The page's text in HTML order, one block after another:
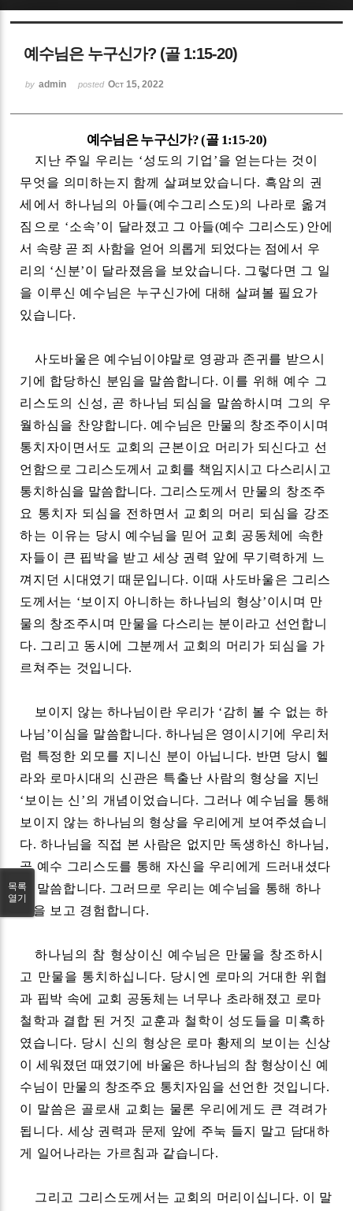
예수님은 누구신가? (골 1:15-20)
by admin posted Oct 15, 2022
예수님은 누구신가? (골 1:15-20)
지난 주일 우리는 ‘성도의 기업 ’을 얻는다는 것이
무엇을 의미하는지 함께 살펴보았습니다. 흑암의 권
세에서 하나님의 아들(예수 그리스도)의 나라로 옮겨
짐으로 ‘소속’이 달라졌고 그 아들(예수 그리스도) 안에
서 속량 곧 죄 사함을 얻어 의롭게 되었다는 점에서 우
리의 ‘신분’이 달라졌음을 보았습니다. 그렇다면 그 일
을 이루신 예수님은 누구신가에 대해 살펴볼 필요가
있습니다.
사도바울은 예수님이야말로 영광과 존귀를 받으시
기에 합당하신 분임을 말씀합니다. 이를 위해 예수 그
리스도의 신성 , 곧 하나님 되심을 말씀하시며 그의 우
월하심을 찬양합니다. 예수님은 만물의 창조주이시며
통치자이면서도 교회의 근본이요 머리가 되신다고 선
언함으로 그리스도께서 교회를 책임지시고 다스리시고
통치하심을 말씀합니다. 그리스도께 서 만물의 창조주
요 통치자 되심을 전하면서 교회의 머리 되심을 강조
하는 이유는 당시 예수님을 믿어 교회 공동체에 속한
자들이 큰 핍박을 받고 세상 권력 앞에 무기력하게 느
껴지던 시대였기 때문입니다. 이때 사도바울은 그리스
도께서는 ‘ 보이지 아니하는 하나님의 형상’이시며 만
물의 창조주시며 만물을 다스리는 분이라고 선언합니
다. 그리고 동시에 그분께서 교회의 머리가 되심을 가
르쳐주는 것입니다.
보이지 않는 하나님이란 우리가 ‘감히 볼 수 없는 하
나님 ’이심을 말씀합니다. 하나님은 영이시기에 우리처
럼 특정한 외모를 지니신 분이 아닙니다. 반면 당시 헬
라와 로마시대 의 신관은 특출난 사람의 형상을 지닌
‘ 보이는 신 ’의 개념이었습니다. 그러나 예수님을 통해
보이지 않는 하나님의 형상을 우리에게 보여주셨습니
다.하나님을 직접 본 사람은 없지만 독생하신 하나님 ,
곧 예수 그리스도를 통해 자신을 우리에게 드러내셨다
고 말씀합니다. 그러므로 우리는 예수님을 통해 하나
님을 보고 경험합니다.
하나님의 참 형상이신 예수님은 만물을 창조하시
고 만물을 통치하십니다. 당시엔
로마의 거대한 위협
과 핍박 속에 교회 공동체는 너무나 초라해졌고 로마
철학과 결합 된 거 짓 교훈과 철학이 성도들을 미혹하
였습니다. 당시 신의 형상은 로마 황제의 보이는 신상
이 세워졌던 때였기에 바울은 하나님의 참 형상이신 예
수님이 만물의 창조주요 통치자임 을 선언한 것입니다.
이 말씀은 골로새 교회는 물론 우리에게도 큰 격려가
됩니다.세상 권력과 문제 앞에 주눅 들지 말고 담대하
게 일어나라는 가르침과 같습니다.
그리고 그리스도께서는 교회의 머리이십니다. 이 말
목록
열기
Sketchbook5, 스케치북5
Sketchbook5, 스케치북5